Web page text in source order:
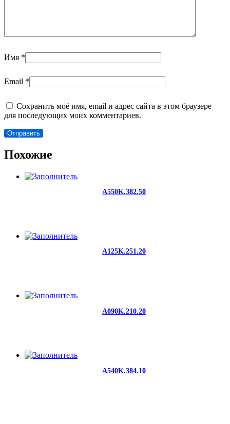
Имя *
Email *
Сохранить моё имя, email и адрес сайта в этом браузере
для последующих моих комментариев.
Похожие
A550K.382.50
A125K.251.20
A090K.210.20
A540K.384.10